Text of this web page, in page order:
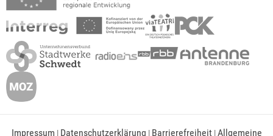
Impressum | Datenschutzerklärung | Barrierefreiheit|Allgemeine